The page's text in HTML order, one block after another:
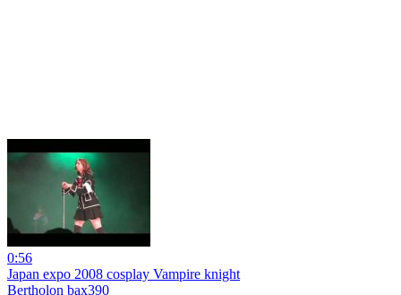
0:56
Japan expo 2008 cosplay Vampire knight
Bertholon bax390